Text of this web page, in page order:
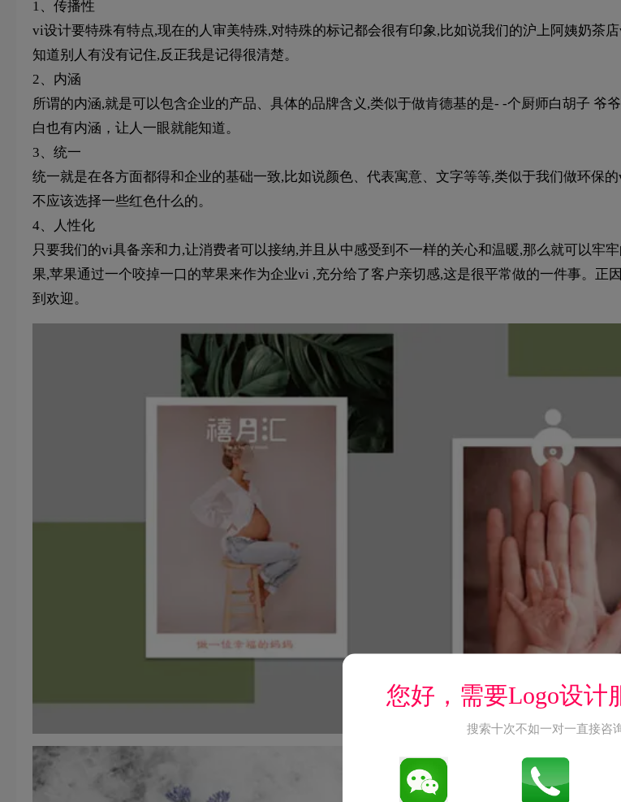
1、传播性
vi设计要特殊有特点,现在的人审美特殊,对特殊的标记都会很有印象,比如说我们的沪上阿姨奶茶
知道别人有没有记住,反正我是记得很清楚。
2、内涵
所谓的内涵,就是可以包含企业的产品、具体的品牌含义,类似于做肯德基的是- -个厨师白胡子 爷
白也有内涵，让人一眼就能知道。
3、统一
统一就是在各方面都得和企业的基础一致,比如说颜色、代表寓意、文字等等,类似于我们做环保
不应该选择一些红色什么的。
4、人性化
只要我们的vi具备亲和力,让消费者可以接纳,并且从中感受到不一样的关心和温暖,那么就可以牢
果,苹果通过一个咬掉一口的苹果来作为企业vi ,充分给了客户亲切感,这是很平常做的一件事。正
到欢迎。
您好，需要Logo设计
搜索十次不如一对一直接咨